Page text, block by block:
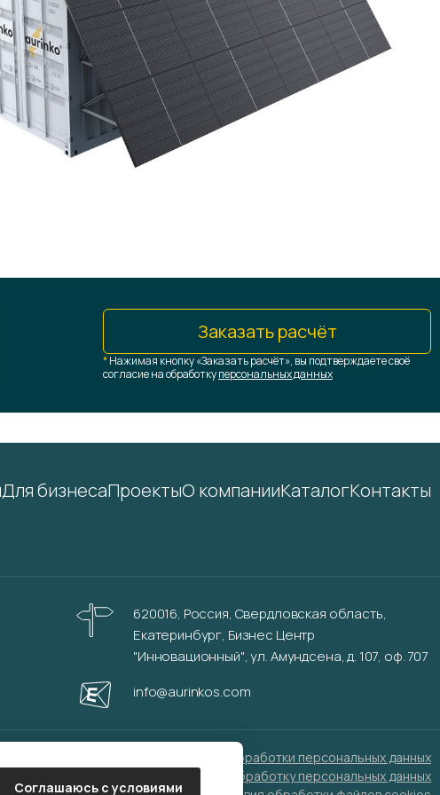
Заказать расчёт
*Нажимая кнопку «Заказать расчёт», вы подтверждаете своё
согласие на обработкуперсональных данных
Для бизнесаПроектыО компанииКаталогКонтакты
620016, Россия, Свердловская область,
Екатеринбург, Бизнес Центр
"Инновационный", ул. Амундсена, д. 107, оф. 707
info@aurinkos.com
Политика обработки персональных данных
Согласие на обработку персональных данных
Соглашаюсь с условиями